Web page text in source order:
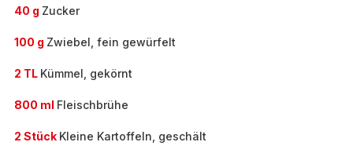
40 g Zucker
100 g Zwiebel, fein gewürfelt
2 TL Kümmel, gekörnt
800 ml Fleischbrühe
2 Stück Kleine Kartoffeln, geschält